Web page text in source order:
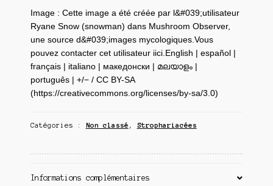
Image : Cette image a été créée par l&#039;utilisateur
Ryane Snow (snowman) dans Mushroom Observer,
une source d&#039;images mycologiques.Vous
pouvez contacter cet utilisateur iici.English | español |
français | italiano | македонски | മലയാളം |
português | +/− / CC BY-SA
(https://creativecommons.org/licenses/by-sa/3.0)
Catégories : Non classé , Strophariacées
Informations complémentaires